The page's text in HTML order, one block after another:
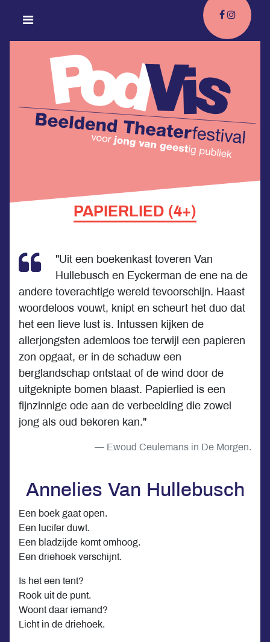
PAPIERLIED (4+)
"Uit een boekenkast toveren Van
Hullebusch en Eyckerman de ene na de
andere toverachtige wereld tevoorschijn. Haast
woordeloos vouwt, knipt en scheurt het duo dat
het een lieve lust is. Intussen kijken de
allerjongsten ademloos toe terwijl een papieren
zon opgaat, er in de schaduw een
berglandschap ontstaat of de wind door de
uitgeknipte bomen blaast. Papierlied is een
fijnzinnige ode aan de verbeelding die zowel
jong als oud bekoren kan."
Ewoud Ceulemans in De Morgen.
Annelies Van Hullebusch
Een boek gaat open.
Een lucifer duwt.
Een bladzijde komt omhoog.
Een driehoek verschijnt.
Is het een tent?
Rook uit de punt.
Woont daar iemand?
Licht in de driehoek.